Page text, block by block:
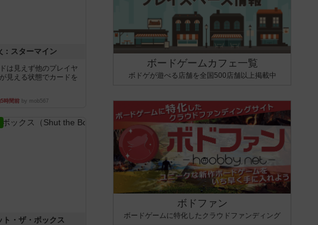
：スターマイン
は見えず他のプレイヤ
見える状態でカードを
時間前 by mob567
ト・ザ・ボックス
ボードゲームカフェ一覧
ボドゲが遊べる店舗を全国500店舗以上掲載中
ボドファン
ボードゲームに特化したクラウドファンディング